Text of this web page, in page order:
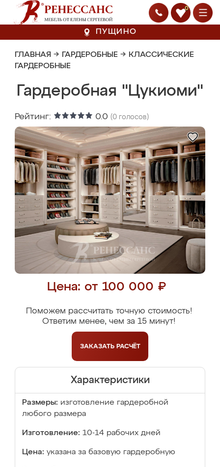
0
ПУЩИНО
ГЛАВНАЯ → ГАРДЕРОБНЫЕ → КЛАССИЧЕСКИЕ
ГАРДЕРОБНЫЕ
Гардеробная "Цукиоми"
Рейтинг: 0.0 (0 голосов)
Цена: от 100 000 ₽
Поможем рассчитать точную стоимость!
Ответим менее, чем за 15 минут!
ЗАКАЗАТЬ РАСЧЁТ
Характеристики
Размеры: изготовление гардеробной
любого размера
Изготовление: 10-14 рабочих дней
Цена: указана за базовую гардеробную